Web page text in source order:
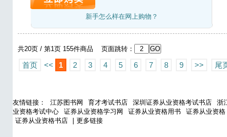
新手怎么样在网上购物？
共20页 / 第1页 155件商品 页面跳转：
首页 << 1 2 3 4 5 6 7 8 9 >> 尾
友情链接： 江苏图书网 育才考试书店 深圳证券从业资格考试书店
浙
业资格考试中心
证券从业资格学习网 证券从业资格用书
证券从业资格
证券从业资格书店
更多链接